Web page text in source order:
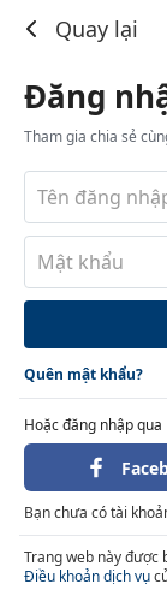
Quay lại
Đăng
Tham gia chia sẻ
Quên mật khẩu?
Hoặc đăng nhập qua
Bạn chưa có tài
Trang web này được
Điều khoản dịch vụ